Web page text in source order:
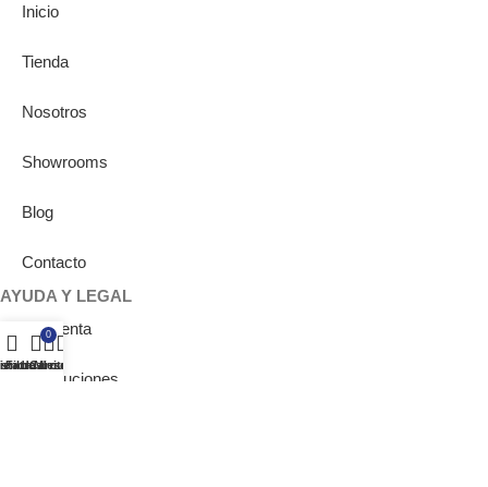
Inicio
Tienda
Nosotros
Showrooms
Blog
Contacto
AYUDA Y LEGAL
Mi cuenta
Devoluciones
Filtros
de deseos
0
Carrito
Mi cuenta